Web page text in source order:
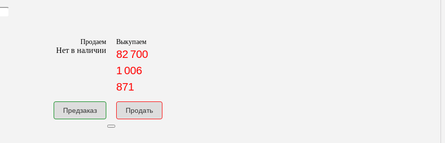
Продаем
Нет в наличии
Выкупаем
82 700
1 006
871
Предзаказ Продать